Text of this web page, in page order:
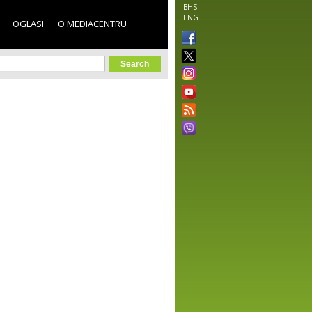
BHS
ENG
OGLASI O MEDIACENTRU